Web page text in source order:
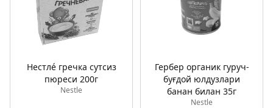
Нестлé гречка сутсиз
пюреси 200г
Nestle
Гербер органик гуруч-
буғдой юлдузлари
банан билан 35г
Nestle